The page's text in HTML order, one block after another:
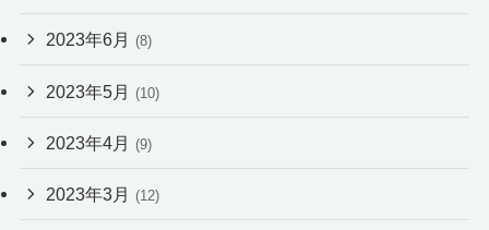
2023年6月 (8)
2023年5月 (10)
2023年4月 (9)
2023年3月 (12)